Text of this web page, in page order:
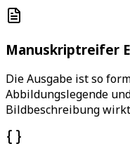
Manuskriptreifer
Die Ausgabe ist so
Abbildungslegende
Bildbeschreibung